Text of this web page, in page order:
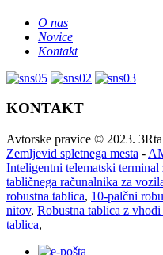
O nas
Novice
Kontakt
KONTAKT
Avtorske pravice © 2023.
Zemljevid spletnega mesta -
Inteligentni telematski terminal
tabličnega računalnika za
robustna tablica, 10-palčni
nitov, Robustna tablica z
tablica,